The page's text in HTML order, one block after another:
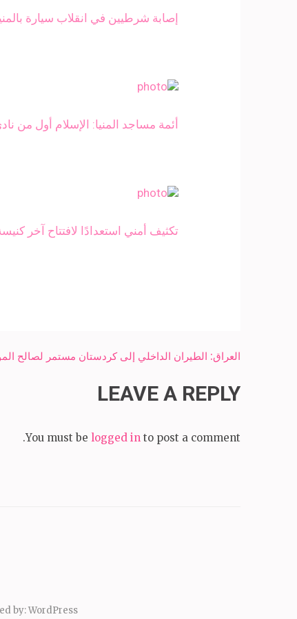
إصابة شرطيين في انقلاب سيارة
أئمة مساجد المنيا: الإسلام أول من
تكثيف أمني استعدادًا لافتتاح آخر
Post
العراق: الطيران الداخلي إلى كردستان مستمر لصالح
LEAVE A REPLY
You must be logged in to post a comment.
by:WordPress